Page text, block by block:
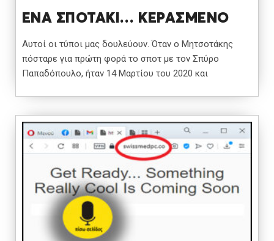
ΕΝΑ ΣΠΟΤΑΚΙ… ΚΕΡΑΣΜΕΝΟ
Αυτοί οι τύποι μας δουλεύουν. Όταν ο Μητσοτάκης
πόσταρε για πρώτη φορά το σποτ με τον Σπύρο
Παπαδόπουλο, ήταν 14 Μαρτίου του 2020 και